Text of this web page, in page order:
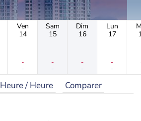
Ven
14
-
-
Sam
15
-
-
Dim
16
-
-
Lun
17
-
-
Heure / Heure Comparer